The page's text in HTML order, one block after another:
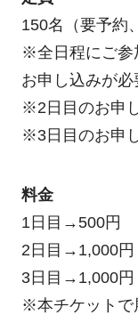
150名（要予約
※全日程にご参
お申し込みが必
※2日目のお申
※3日目のお申
料金
1日目→500円
2日目→1,000円
3日目→1,000円
※本チケットで